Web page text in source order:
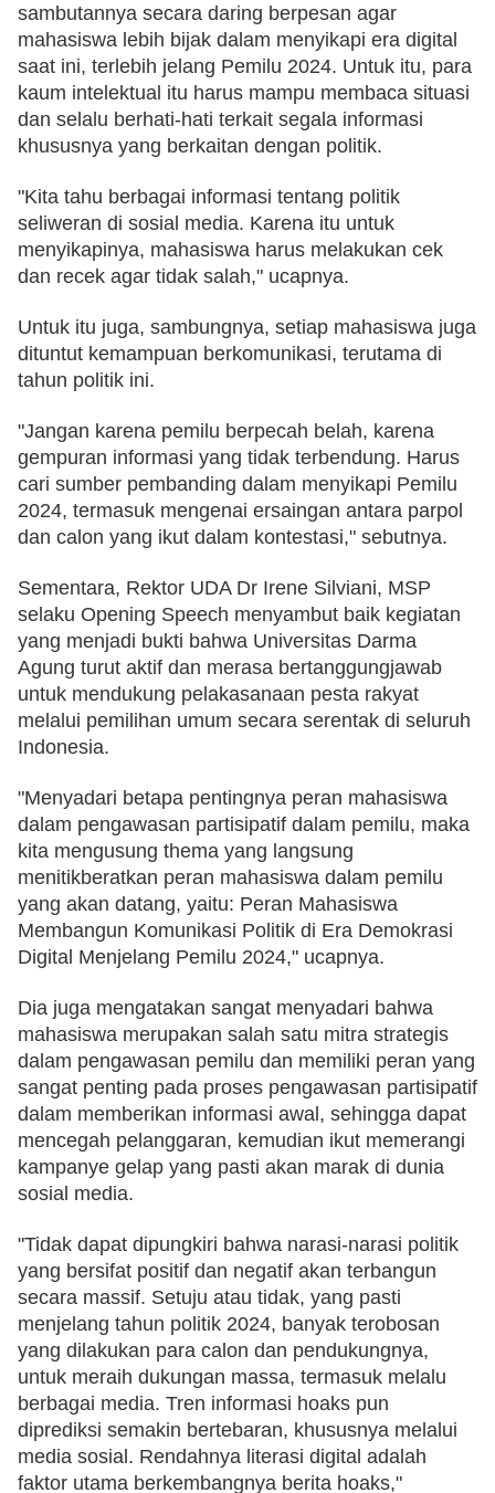
sambutannya secara daring berpesan agar
mahasiswa lebih bijak dalam menyikapi era digital
saat ini, terlebih jelang Pemilu 2024. Untuk itu, para
kaum intelektual itu harus mampu membaca situasi
dan selalu berhati-hati terkait segala informasi
khususnya yang berkaitan dengan politik.
"Kita tahu berbagai informasi tentang politik
seliweran di sosial media. Karena itu untuk
menyikapinya, mahasiswa harus melakukan cek
dan recek agar tidak salah," ucapnya.
Untuk itu juga, sambungnya, setiap mahasiswa juga
dituntut kemampuan berkomunikasi, terutama di
tahun politik ini.
"Jangan karena pemilu berpecah belah, karena
gempuran informasi yang tidak terbendung. Harus
cari sumber pembanding dalam menyikapi Pemilu
2024, termasuk mengenai ersaingan antara parpol
dan calon yang ikut dalam kontestasi," sebutnya.
Sementara, Rektor UDA Dr Irene Silviani, MSP
selaku Opening Speech menyambut baik kegiatan
yang menjadi bukti bahwa Universitas Darma
Agung turut aktif dan merasa bertanggungjawab
untuk mendukung pelakasanaan pesta rakyat
melalui pemilihan umum secara serentak di seluruh
Indonesia.
"Menyadari betapa pentingnya peran mahasiswa
dalam pengawasan partisipatif dalam pemilu, maka
kita mengusung thema yang langsung
menitikberatkan peran mahasiswa dalam pemilu
yang akan datang, yaitu: Peran Mahasiswa
Membangun Komunikasi Politik di Era Demokrasi
Digital Menjelang Pemilu 2024," ucapnya.
Dia juga mengatakan sangat menyadari bahwa
mahasiswa merupakan salah satu mitra strategis
dalam pengawasan pemilu dan memiliki peran yang
sangat penting pada proses pengawasan partisipatif
dalam memberikan informasi awal, sehingga dapat
mencegah pelanggaran, kemudian ikut memerangi
kampanye gelap yang pasti akan marak di dunia
sosial media.
"Tidak dapat dipungkiri bahwa narasi-narasi politik
yang bersifat positif dan negatif akan terbangun
secara massif. Setuju atau tidak, yang pasti
menjelang tahun politik 2024, banyak terobosan
yang dilakukan para calon dan pendukungnya,
untuk meraih dukungan massa, termasuk melalu
berbagai media. Tren informasi hoaks pun
diprediksi semakin bertebaran, khususnya melalui
media sosial. Rendahnya literasi digital adalah
faktor utama berkembangnya berita hoaks,"